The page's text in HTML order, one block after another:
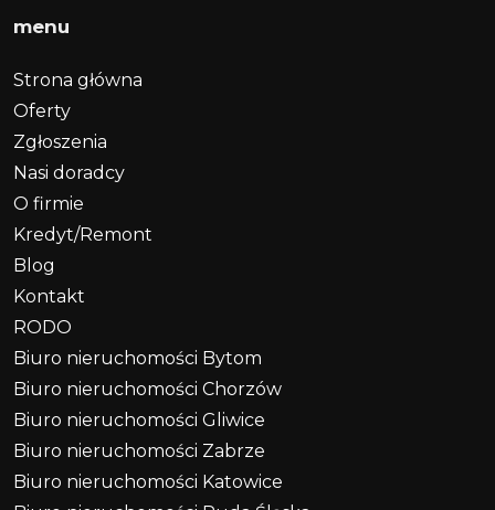
menu
Strona główna
Oferty
Zgłoszenia
Nasi doradcy
O firmie
Kredyt/Remont
Blog
Kontakt
RODO
Biuro nieruchomości Bytom
Biuro nieruchomości Chorzów
Biuro nieruchomości Gliwice
Biuro nieruchomości Zabrze
Biuro nieruchomości Katowice